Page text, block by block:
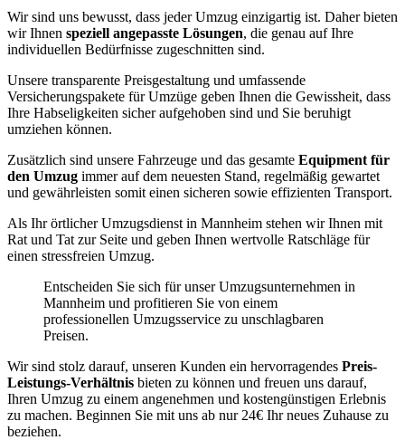
Wir sind uns bewusst, dass jeder Umzug einzigartig ist. Daher bieten
wir Ihnen speziell angepasste Lösungen, die genau auf Ihre
individuellen Bedürfnisse zugeschnitten sind.
Unsere transparente Preisgestaltung und umfassende
Versicherungspakete für Umzüge geben Ihnen die Gewissheit, dass
Ihre Habseligkeiten sicher aufgehoben sind und Sie beruhigt
umziehen können.
Zusätzlich sind unsere Fahrzeuge und das gesamte Equipment für
den Umzug immer auf dem neuesten Stand, regelmäßig gewartet
und gewährleisten somit einen sicheren sowie effizienten Transport.
Als Ihr örtlicher Umzugsdienst in Mannheim stehen wir Ihnen mit
Rat und Tat zur Seite und geben Ihnen wertvolle Ratschläge für
einen stressfreien Umzug.
Entscheiden Sie sich für unser Umzugsunternehmen in
Mannheim und profitieren Sie von einem
professionellen Umzugsservice zu unschlagbaren
Preisen.
Wir sind stolz darauf, unseren Kunden ein hervorragendes Preis-
Leistungs-Verhältnis bieten zu können und freuen uns darauf,
Ihren Umzug zu einem angenehmen und kostengünstigen Erlebnis
zu machen. Beginnen Sie mit uns ab nur 24€ Ihr neues Zuhause zu
beziehen.